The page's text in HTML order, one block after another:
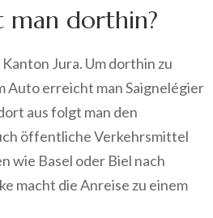
man dorthin?
Jura. Um dorthin zu
Auto erreicht man Saignelégier
aus folgt man den
öffentliche Verkehrsmittel
wie Basel oder Biel nach
macht die Anreise zu einem